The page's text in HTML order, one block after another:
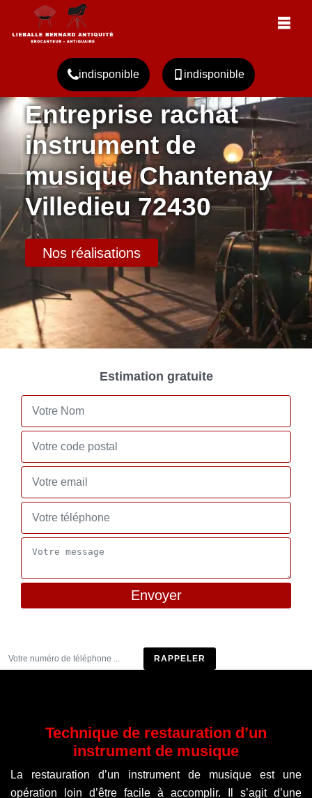
indisponible indisponible
Entreprise rachat
instrument de
musique Chantenay
Villedieu 72430
Nos réalisations
Estimation gratuite
Technique de restauration d’un
instrument de musique
La restauration d’un instrument de musique est une
opération loin d’être facile à accomplir. Il s’agit d’une